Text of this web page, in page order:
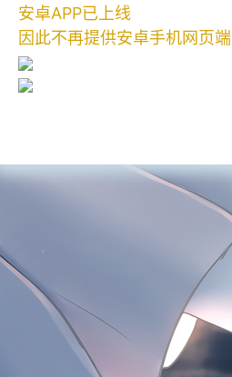
安卓APP已上线
因此不再提供安卓手机网页端